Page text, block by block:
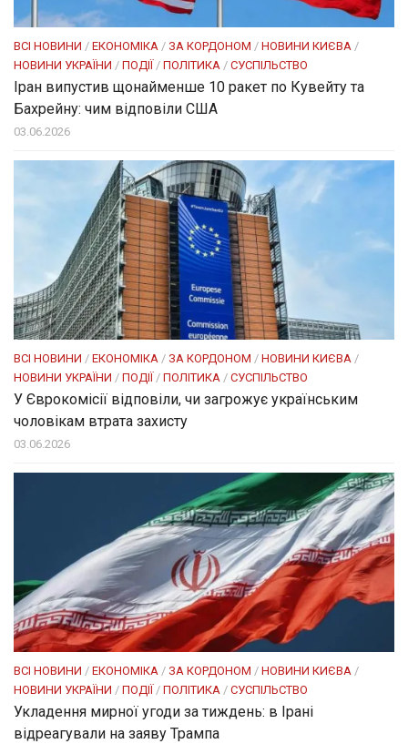
ВСІ НОВИНИ / ЕКОНОМІКА / ЗА КОРДОНОМ / НОВИНИ КИЄВА /
НОВИНИ УКРАЇНИ / ПОДІЇ / ПОЛІТИКА / СУСПІЛЬСТВО
Іран випустив щонайменше 10 ракет по Кувейту та
Бахрейну: чим відповіли США
03.06.2026
ВСІ НОВИНИ / ЕКОНОМІКА / ЗА КОРДОНОМ / НОВИНИ КИЄВА /
НОВИНИ УКРАЇНИ / ПОДІЇ / ПОЛІТИКА / СУСПІЛЬСТВО
У Єврокомісії відповіли, чи загрожує українським
чоловікам втрата захисту
03.06.2026
ВСІ НОВИНИ / ЕКОНОМІКА / ЗА КОРДОНОМ / НОВИНИ КИЄВА /
НОВИНИ УКРАЇНИ / ПОДІЇ / ПОЛІТИКА / СУСПІЛЬСТВО
Укладення мирної угоди за тиждень: в Ірані
відреагували на заяву Трампа